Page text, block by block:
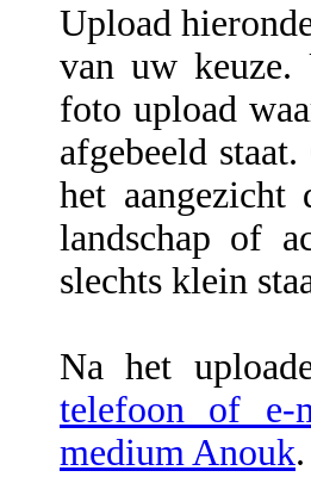
Upload
van uw keuze.
foto upload
afgebeeld
het
landschap of
slechts klein
Na het
telefoon of e-
medium Anouk.